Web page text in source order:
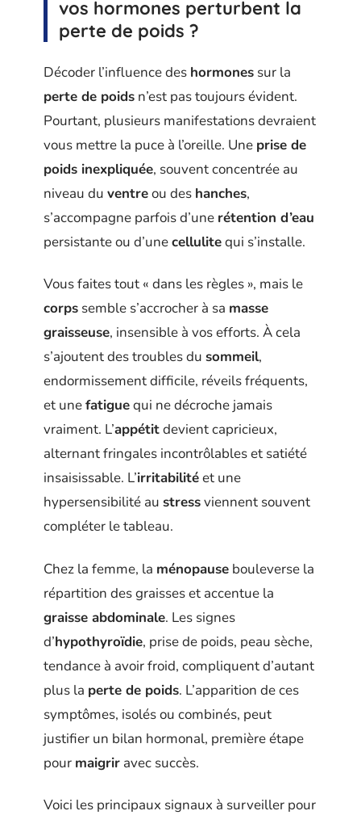
vos hormones perturbent la
perte de poids ?
Décoder l’influence des hormones sur la
perte de poids n’est pas toujours évident.
Pourtant, plusieurs manifestations devraient
vous mettre la puce à l’oreille. Une prise de
poids inexpliquée, souvent concentrée au
niveau du ventreou des hanches,
s’accompagne parfois d’une rétention d’eau
persistante ou d’unecellulitequi s’installe.
Vous faites tout « dans les règles », mais le
corps semble s’accrocher à sa masse
graisseuse, insensible à vos efforts. À cela
s’ajoutent des troubles du sommeil,
endormissement difficile, réveils fréquents,
et unefatiguequi ne décroche jamais
vraiment. L’appétitdevient capricieux,
alternant fringales incontrôlables et satiété
insaisissable. L’irritabilitéet une
hypersensibilité au stressviennent souvent
compléter le tableau.
Chez la femme, la ménopause bouleverse la
répartition des graisses et accentue la
graisse abdominale. Les signes
d’hypothyroïdie, prise de poids, peau sèche,
tendance à avoir froid, compliquent d’autant
plus la perte de poids. L’apparition de ces
symptômes, isolés ou combinés, peut
justifier un bilan hormonal, première étape
pour maigrir avec succès.
Voici les principaux signaux à surveiller pour